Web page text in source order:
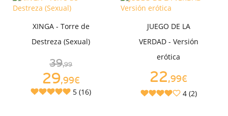
XINGA - Torre de
Destreza (Sexual)
39,99
29,99€
5 (16)
JUEGO DE LA
VERDAD - Versión
erótica
22,99€
4 (2)